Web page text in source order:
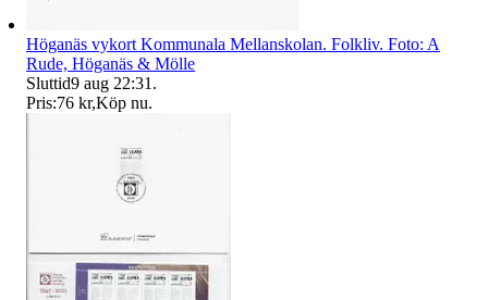
Höganäs vykort Kommunala Mellanskolan. Folkliv. Foto: A
Rude, Höganäs & Mölle
Sluttid9 aug 22:31 .
Pris:76 kr,Köp nu.